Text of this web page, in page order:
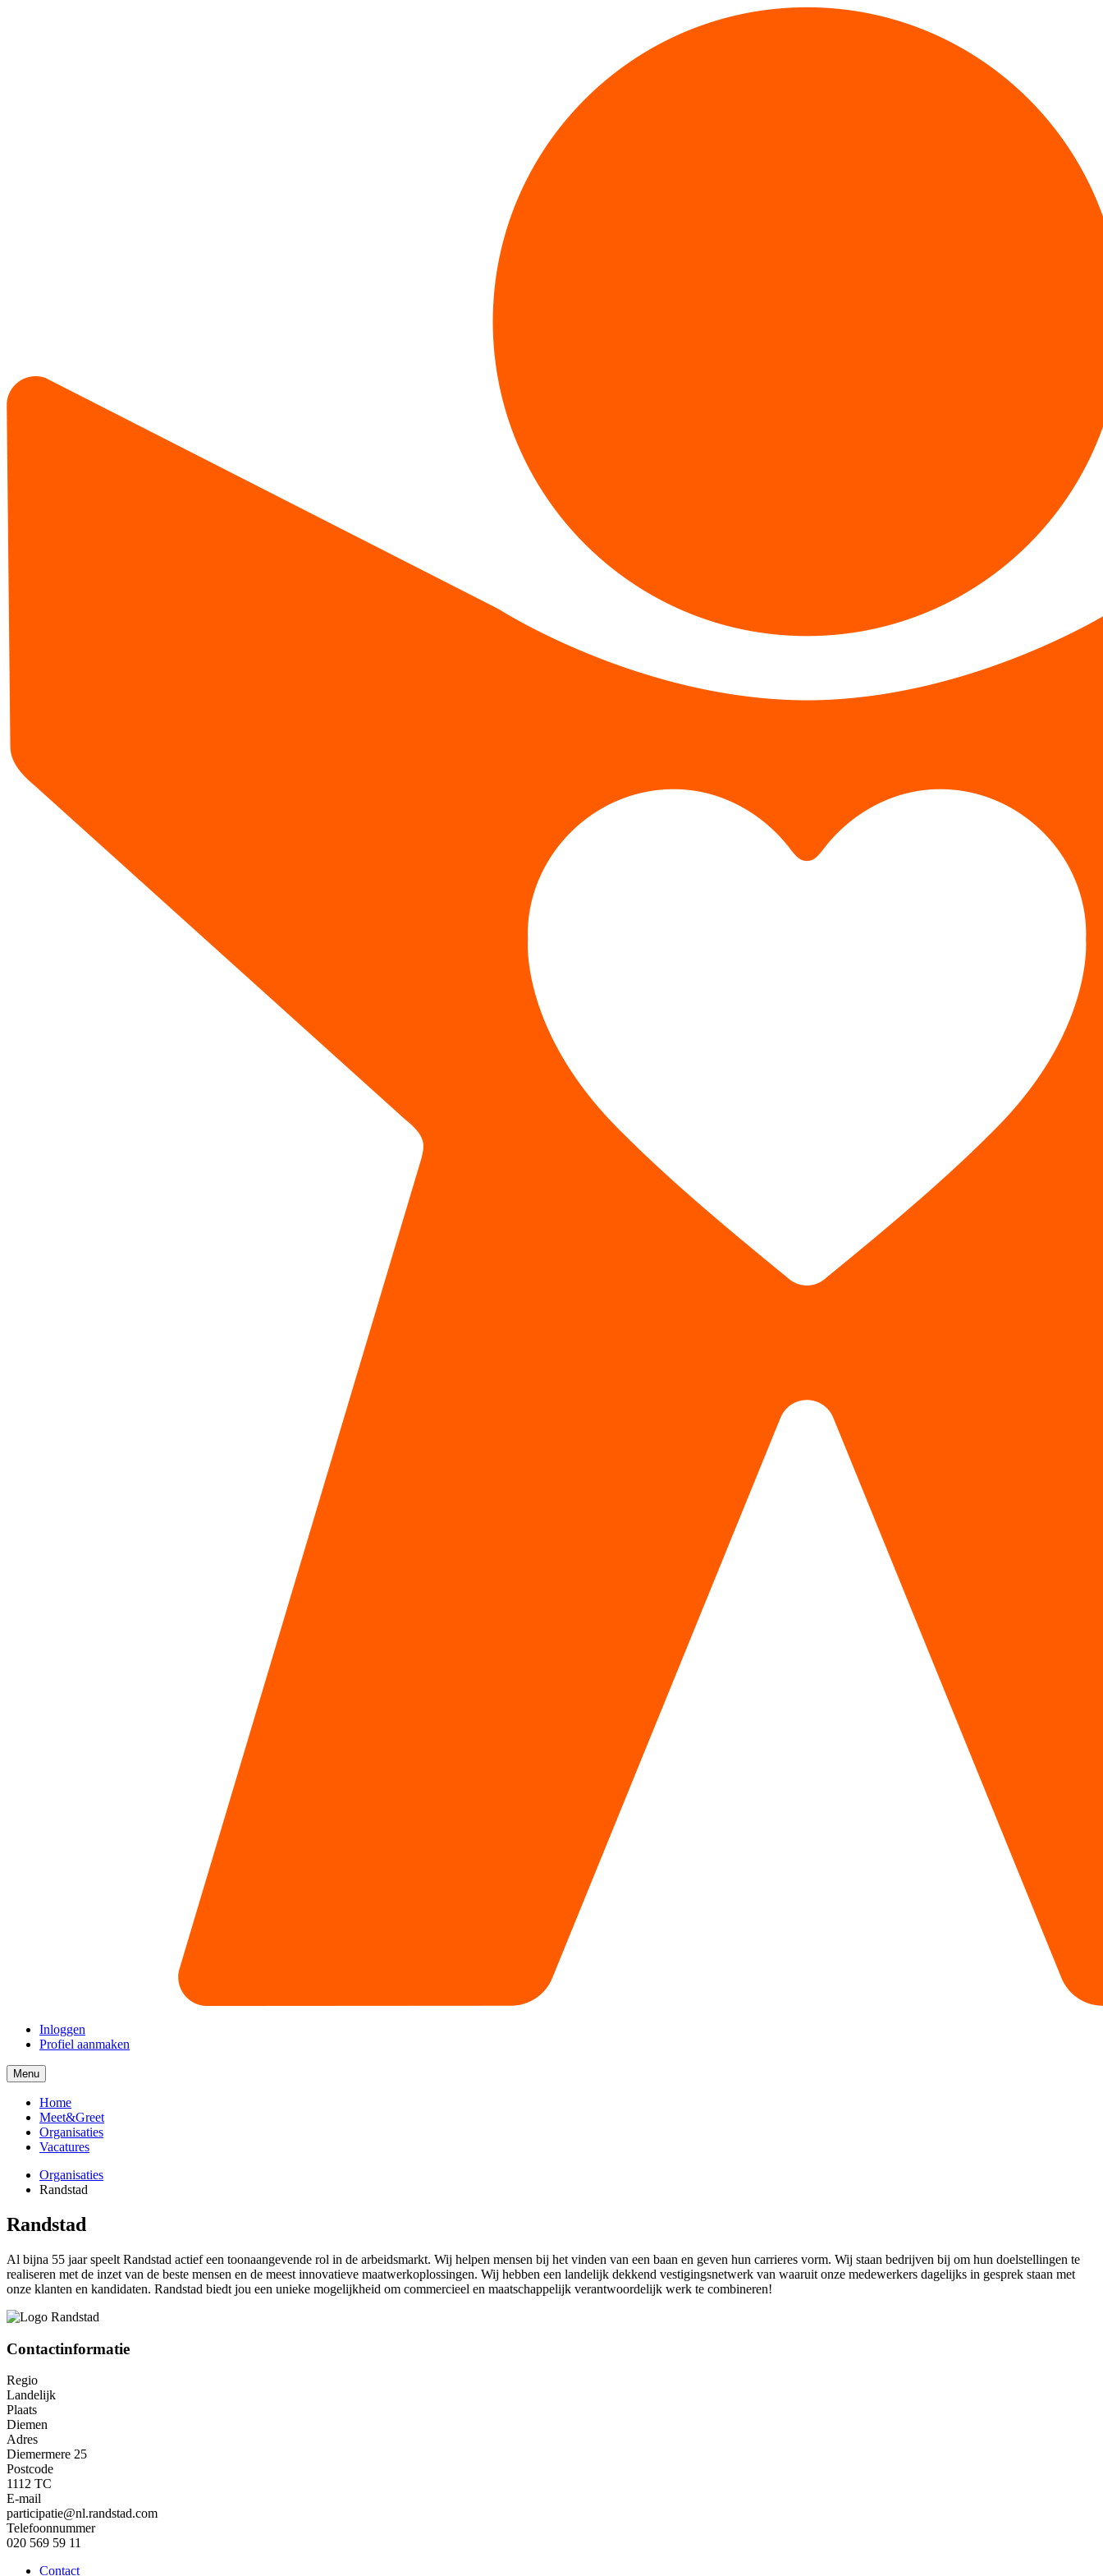
Inloggen
Profiel aanmaken
MenuMenu
collapsed
Home
Meet&Greet
Organisaties
Vacatures
Organisaties
Randstad
Randstad
Al bijna 55 jaar speelt Randstad actief een toonaangevende rol in de arbeidsmarkt. Wij helpen mensen bij het vinden van een baan en geven hun carrieres vorm. Wij staan bedrijven bij om hun doelstellingen te
realiseren met de inzet van de beste mensen en de meest innovatieve maatwerkoplossingen. Wij hebben een landelijk dekkend vestigingsnetwerk van waaruit onze medewerkers dagelijks in gesprek staan met
onze klanten en kandidaten. Randstad biedt jou een unieke mogelijkheid om commercieel en maatschappelijk verantwoordelijk werk te combineren!
Contactinformatie
Regio
Landelijk
Plaats
Diemen
Adres
Diemermere 25
Postcode
1112 TC
E-mail
participatie@nl.randstad.com
Telefoonnummer
020 569 59 11
Contact